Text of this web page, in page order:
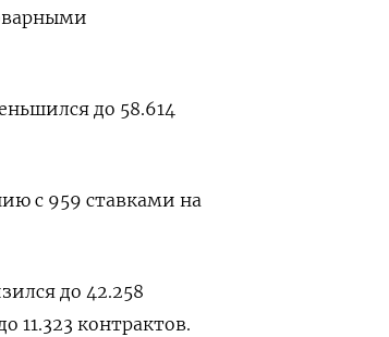
до 58.614
с 959 ставками на
до 42.258
11.323 контрактов.